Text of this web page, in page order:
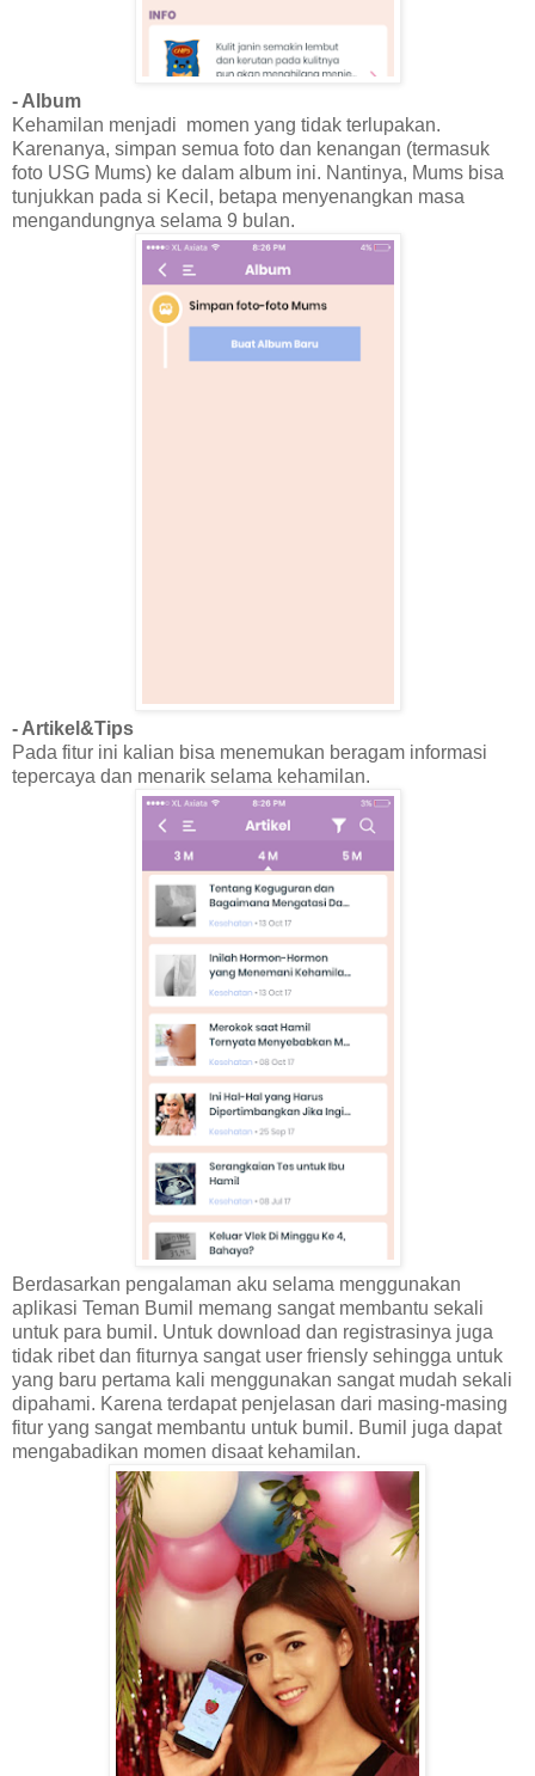
- Album
Kehamilan menjadi momen yang tidak terlupakan.
Karenanya, simpan semua foto dan kenangan (termasuk
foto USG Mums) ke dalam album ini. Nantinya, Mums bisa
tunjukkan pada si Kecil, betapa menyenangkan masa
mengandungnya selama 9 bulan.
- Artikel&Tips
Pada fitur ini kalian bisa menemukan beragam informasi
tepercaya dan menarik selama kehamilan.
Berdasarkan pengalaman aku selama menggunakan
aplikasi Teman Bumil memang sangat membantu sekali
untuk para bumil. Untuk download dan registrasinya juga
tidak ribet dan fiturnya sangat user friensly sehingga untuk
yang baru pertama kali menggunakan sangat mudah sekali
dipahami. Karena terdapat penjelasan dari masing-masing
fitur yang sangat membantu untuk bumil. Bumil juga dapat
mengabadikan momen disaat kehamilan.